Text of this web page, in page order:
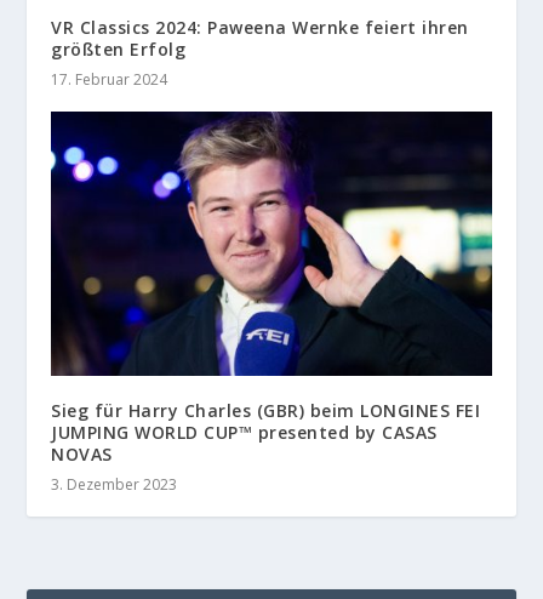
VR Classics 2024: Paweena Wernke feiert ihren
größten Erfolg
17. Februar 2024
Sieg für Harry Charles (GBR) beim LONGINES FEI
JUMPING WORLD CUP™ presented by CASAS
NOVAS
3. Dezember 2023